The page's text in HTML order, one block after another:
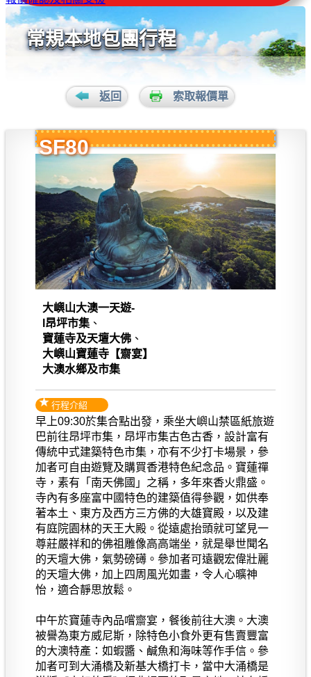
常規本地包團行程
返回 索取報價單
SF80
大嶼山大澳一天遊-
l昂坪市集 、
寶蓮寺及天壇大佛 、
大嶼山寶蓮寺【齋宴】
大澳水鄉及市集
行程介紹
早上09:30於集合點出發，乘坐大嶼山禁區紙旅遊
巴前往昂坪市集，昂坪市集古色古香，設計富有
傳統中式建築特色市集，亦有不少打卡場景，參
加者可自由遊覽及購買香港特色紀念品。寶蓮禪
寺，素有「南天佛國」之稱，多年來香火鼎盛。
寺內有多座富中國特色的建築值得參觀，如供奉
著本土、東方及西方三方佛的大雄寶殿，以及建
有庭院園林的天王大殿。從遠處抬頭就可望見一
尊莊嚴祥和的佛祖雕像高高端坐，就是舉世聞名
的天壇大佛，氣勢磅礡。參加者可遠觀宏偉壯麗
的天壇大佛，加上四周風光如畫，令人心曠神
怡，適合靜思放鬆。
中午於寶蓮寺內品嚐齋宴，餐後前往大澳。大澳
被譽為東方威尼斯，除特色小食外更有售賣豐富
的大澳特產：如蝦醬、鹹魚和海味等作手信。參
加者可到大涌橋及新基大橋打卡，當中大涌橋是